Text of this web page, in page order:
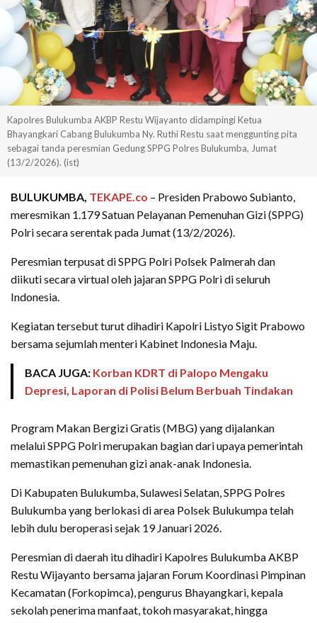
Kapolres Bulukumba AKBP Restu Wijayanto didampingi Ketua
Bhayangkari Cabang Bulukumba Ny. Ruthi Restu saat menggunting pita
sebagai tanda peresmian Gedung SPPG Polres Bulukumba, Jumat
(13/2/2026). (ist)
BULUKUMBA, TEKAPE.co – Presiden Prabowo Subianto,
meresmikan 1.179 Satuan Pelayanan Pemenuhan Gizi (SPPG)
Polri secara serentak pada Jumat (13/2/2026).
Peresmian terpusat di SPPG Polri Polsek Palmerah dan
diikuti secara virtual oleh jajaran SPPG Polri di seluruh
Indonesia.
Kegiatan tersebut turut dihadiri Kapolri Listyo Sigit Prabowo
bersama sejumlah menteri Kabinet Indonesia Maju.
BACA JUGA: Korban KDRT di Palopo Mengaku
Depresi, Laporan di Polisi Belum Berbuah Tindakan
Program Makan Bergizi Gratis (MBG) yang dijalankan
melalui SPPG Polri merupakan bagian dari upaya pemerintah
memastikan pemenuhan gizi anak-anak Indonesia.
Di Kabupaten Bulukumba, Sulawesi Selatan, SPPG Polres
Bulukumba yang berlokasi di area Polsek Bulukumpa telah
lebih dulu beroperasi sejak 19 Januari 2026.
Peresmian di daerah itu dihadiri Kapolres Bulukumba AKBP
Restu Wijayanto bersama jajaran Forum Koordinasi Pimpinan
Kecamatan (Forkopimca), pengurus Bhayangkari, kepala
sekolah penerima manfaat, tokoh masyarakat, hingga